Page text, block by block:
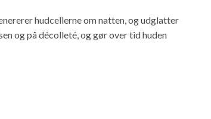
hudcellerne om natten, og udglatter
og på décolleté, og gør over tid huden